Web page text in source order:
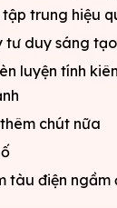
trung hiệu
tư duy sáng
luyện tính
chút nữa
tàu điện